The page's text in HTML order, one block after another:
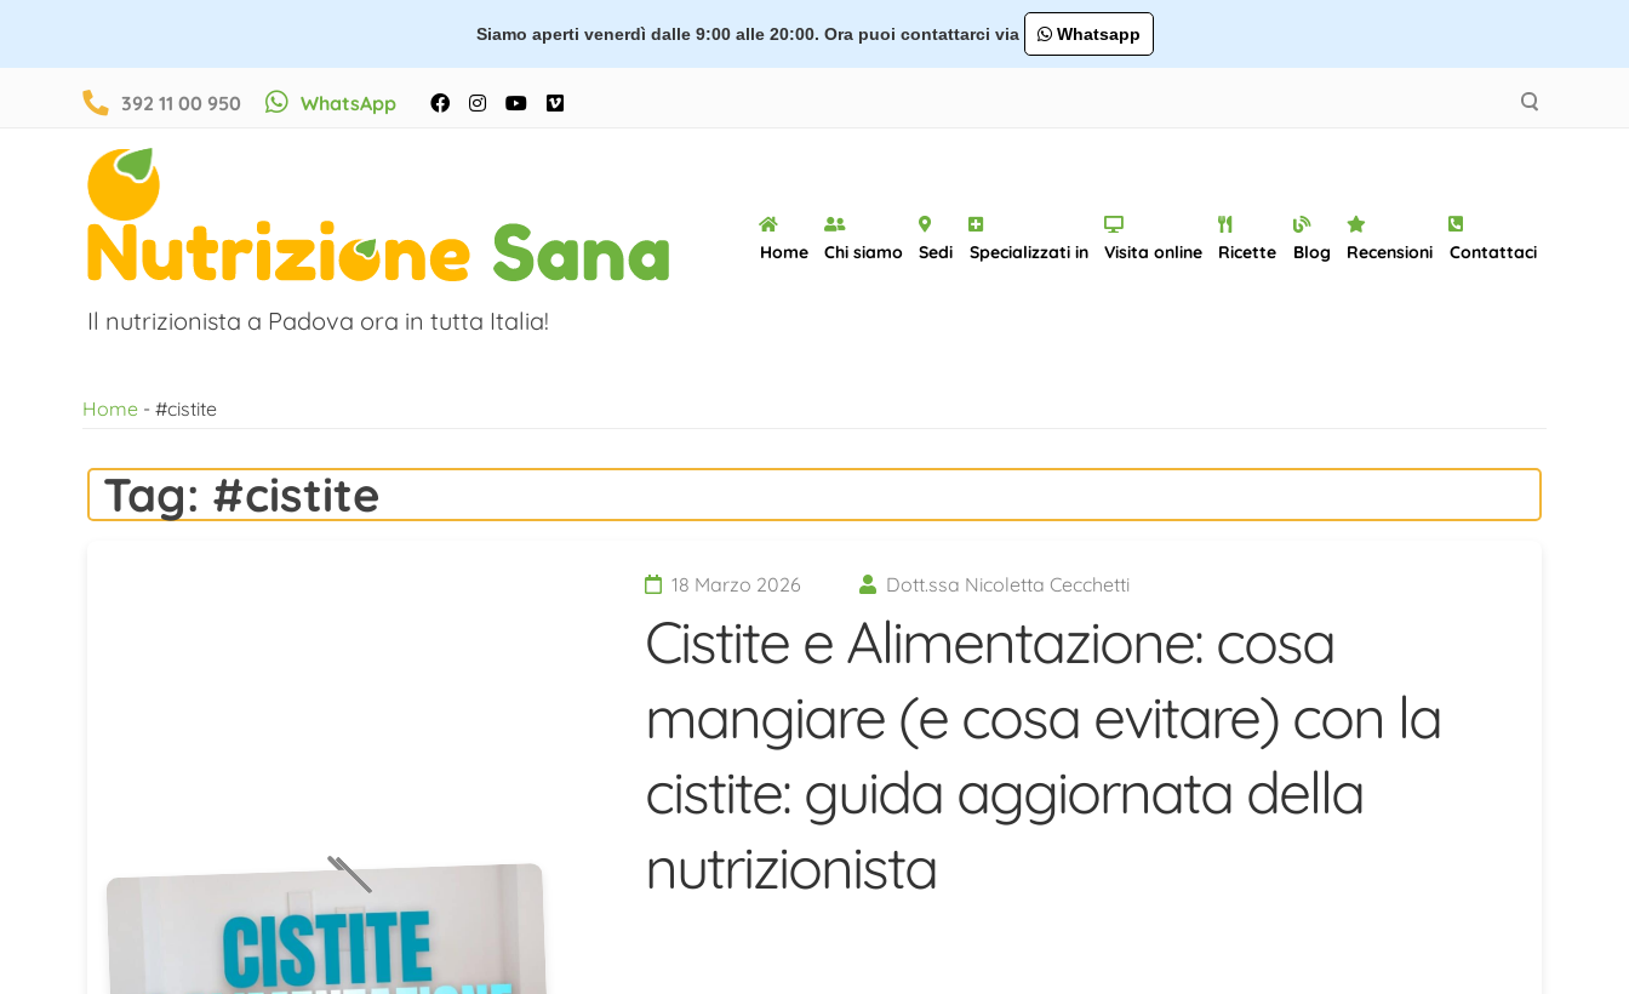
Siamo aperti venerdì dalle 9:00 alle 20:00. Ora puoi contattarci via Whatsapp
contenuto
392 11 00 950 WhatsApp FacebookInstagram
YouTube
Vimeo
Il nutrizionista a Padova ora in tutta Italia!
Home Chi siamo Sedi Specializzati in Visita online Ricette Blog Recensioni Contattaci
Home - #cistite
Tag: #cistite
18 Marzo 2026 Dott.ssa Nicoletta Cecchetti
Cistite e Alimentazione: cosa
mangiare (e cosa evitare) con la
cistite: guida aggiornata della
nutrizionista